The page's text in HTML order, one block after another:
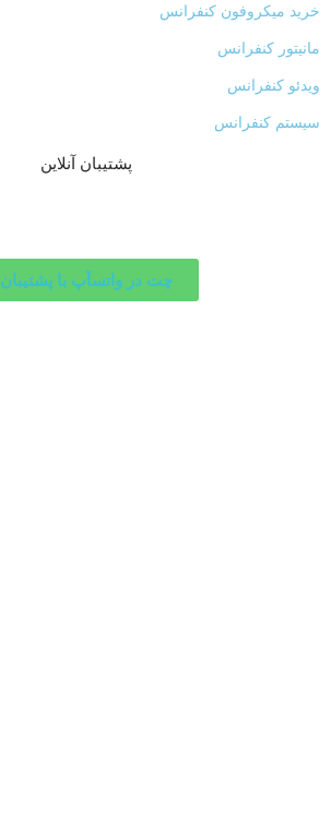
خرید میکروفون کنفرانس
مانیتور کنفرانس
ویدئو کنفرانس
سیستم کنفرانس
پشتیبان آنلاین
چت در واتسآپ با پشتیبان